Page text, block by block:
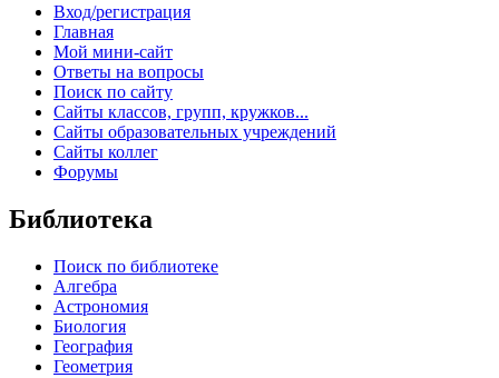
Вход/регистрация
Главная
Мой мини-сайт
Ответы на вопросы
Поиск по сайту
Сайты классов, групп, кружков...
Сайты образовательных учреждений
Сайты коллег
Форумы
Библиотека
Поиск по библиотеке
Алгебра
Астрономия
Биология
География
Геометрия